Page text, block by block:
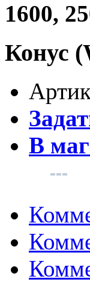
1600,
Конус
В